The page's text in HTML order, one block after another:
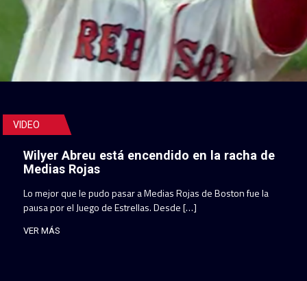
VIDEO
Wilyer Abreu está encendido en la racha de
Medias Rojas
Lo mejor que le pudo pasar a Medias Rojas de Boston fue la
pausa por el Juego de Estrellas. Desde […]
VER MÁS